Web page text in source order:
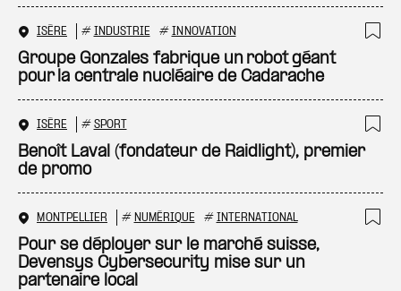
ISÈRE # INDUSTRIE # INNOVATION
Groupe Gonzales fabrique un robot géant
pour la centrale nucléaire de Cadarache
ISÈRE # SPORT
Benoît Laval (fondateur de Raidlight), premier
de promo
MONTPELLIER # NUMÉRIQUE # INTERNATIONAL
Pour se déployer sur le marché suisse,
Devensys Cybersecurity mise sur un
partenaire local